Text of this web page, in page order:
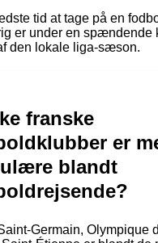
tid at tage på en
er under en spændende
den lokale liga-sæson.
franske
er
blandt
Germain, Olympique